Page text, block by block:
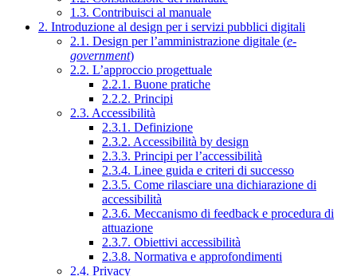
1.3. Contribuisci al manuale
2. Introduzione al design per i servizi pubblici digitali
2.1. Design per l’amministrazione digitale (e-
government)
2.2. L’approccio progettuale
2.2.1. Buone pratiche
2.2.2. Principi
2.3. Accessibilità
2.3.1. Definizione
2.3.2. Accessibilità by design
2.3.3. Principi per l’accessibilità
2.3.4. Linee guida e criteri di successo
2.3.5. Come rilasciare una dichiarazione di
accessibilità
2.3.6. Meccanismo di feedback e procedura di
attuazione
2.3.7. Obiettivi accessibilità
2.3.8. Normativa e approfondimenti
2.4. Privacy